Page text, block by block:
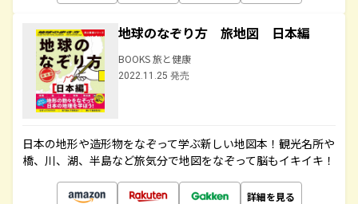
地球のなぞり方 旅地図 日本編
BOOKS 旅と健康
2022.11.25 発売
日本の地形や造形物をなぞって学ぶ新しい地図本！観光名所や
橋、川、湖、半島など旅気分で地図をなぞって脳もイキイキ！
詳細を見る